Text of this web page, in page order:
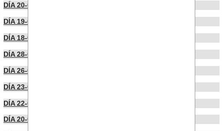
DÍA 20-09-2023
DÍA 19-09-2023
DÍA 18-09-2023
DÍA 28-06-2023
DÍA 26-06-2023
DÍA 23-06-2023
DÍA 22-06-2023
DÍA 20-06-2023